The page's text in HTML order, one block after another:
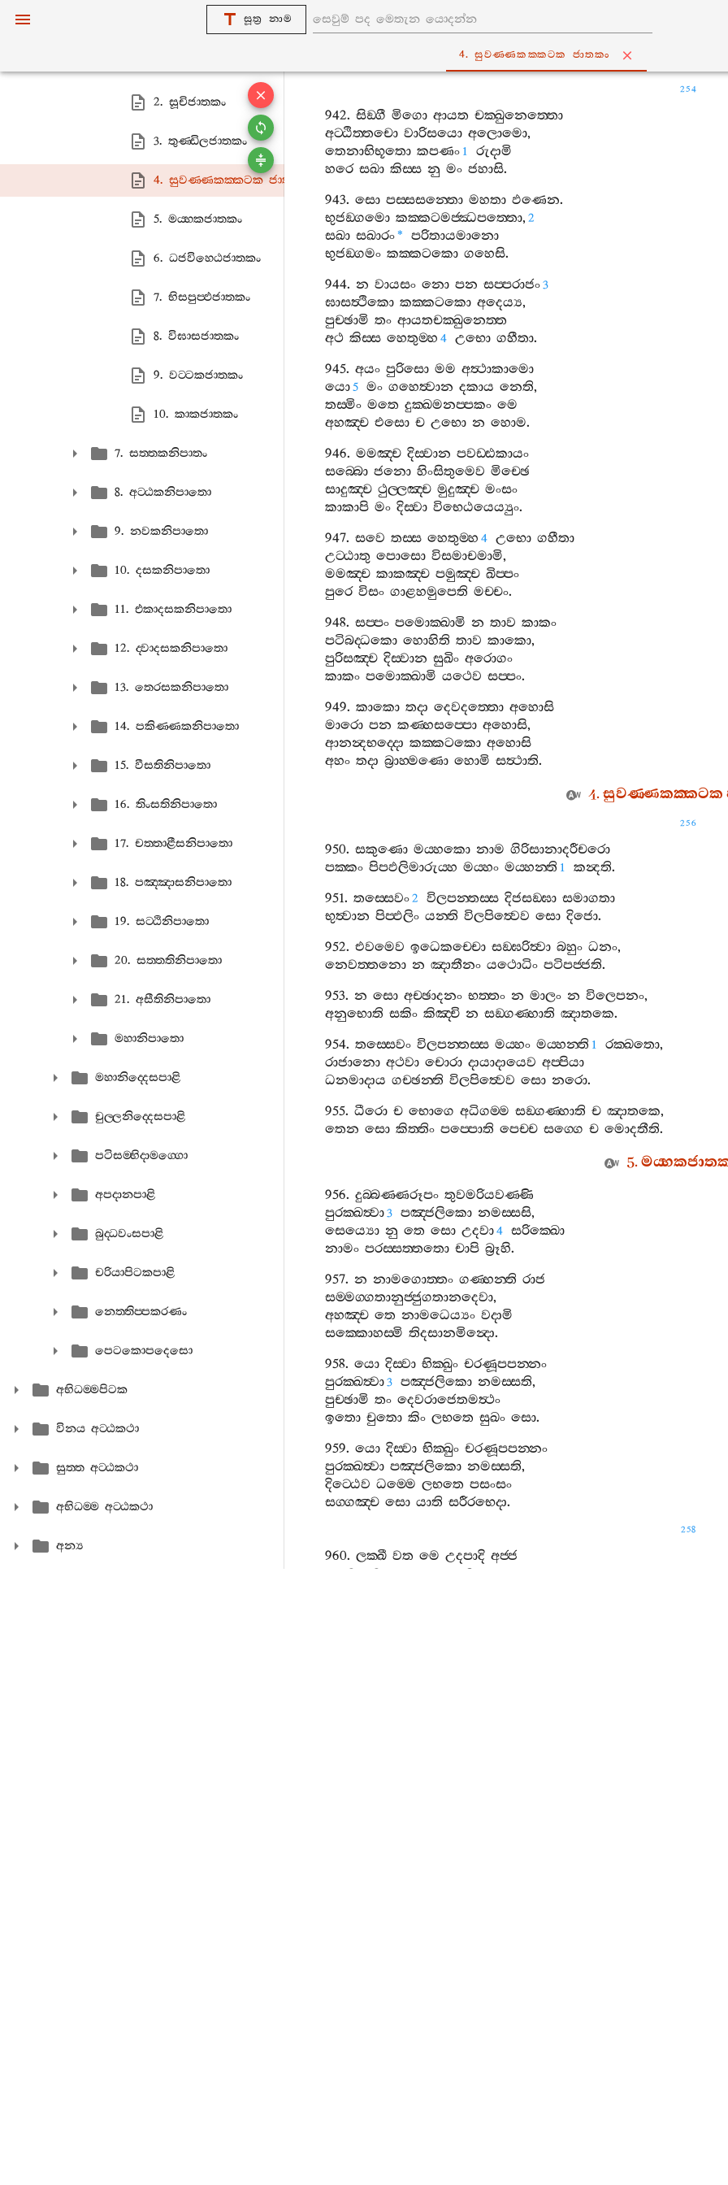
සූත්‍ර නාම
4. සුවණ‍්ණකක‍්කටක ජාතකං
2. සූචිජාතකං
3. තුණ‍්ඩිලජාතකං
4. සුවණ‍්ණකක‍්කටක ජාතකං
5. මය‍්හකජාතකං
6. ධජවිහෙඨජාතකං
7. භිසපුප‍්ඵජාතකං
8. විඝාසජාතකං
9. වට‍්ටකජාතකං
10. කාකජාතකං
7. සත‍්තකනිපාතං
8. අට‍්ඨකනිපාතො
9. නවකනිපාතො
10. දසකනිපාතො
11. එකාදසකනිපාතො
12. ද‍්වාදසකනිපාතො
13. තෙරසකනිපාතො
14. පකිණ‍්ණකනිපාතො
15. වීසතිනිපාතො
16. තිංසතිනිපාතො
17. චත‍්තාළීසනිපාතො
18. පඤ‍්ඤාසනිපාතො
19. සට‍්ඨිනිපාතො
20. සත‍්තතිනිපාතො
21. අසීතිනිපාතො
මහානිපාතො
මහානිද‍්දෙසපාළි
චුල‍්ලනිද‍්දෙසපාළි
පටිසම‍්භිදාමග‍්ගො
අපදානපාළි
බුද‍්ධවංසපාළි
චරියාපිටකපාළි
නෙත‍්තිප‍්පකරණං
පෙටකොපදෙසො
අභිධම‍්මපිටක
විනය අට‍්ඨකථා
සුත‍්ත අට‍්ඨකථා
අභිධම‍්ම අට‍්ඨකථා
අන්‍ය
254
942.සිඞ‍්ගී මිගො ආයත චක‍්ඛුනෙත‍්තො
අට‍්ඨිත‍්තචො වාරිසයො අලොමො,
තෙනාභිභූතො කපණං 1
රුදාමි
හරෙ සඛා කිස‍්ස නු මං ජහාසි.
943.සො පස‍්සසන‍්තො මහතා ඵණෙන.
භුජඞ‍්ගමො කක‍්කටමජ‍්ඣපත‍්තො, 2
සඛා සඛාරං*
පරිතායමානො
භුජඞ‍්ගමං කක‍්කටකො ගහෙසි.
944.න වායසං නො පන සප‍්පරාජං3
ඝාසත්‍ථිකො කක‍්කටකො අදෙය්‍ය,
පුච‍්ඡාමි තං ආයතචක‍්ඛුනෙත‍්ත
අථ කිස‍්ස හෙතුම‍්හ 4 උභො ගහීතා.
945.අයං පුරිසො මම අත්‍ථාකාමො
යො5 මං ගහෙත්‍වාන දකාය නෙති,
තස‍්මිං මතෙ දුක‍්ඛමනප‍්පකං මෙ
අහඤ‍්ච එසො ච උභො න හොම.
946.මමඤ‍්ච දිස‍්වාන පවඩ‍්ඪකායං
සබ‍්බො ජනො හිංසිතුමෙව මිච‍්ඡෙ
සාදුඤ‍්ච ථුල‍්ලඤ‍්ච මුදුඤ‍්ච මංසං
කාකාපි මං දිස‍්වා විභෙඨයෙය්‍යුං.
947.සවෙ තස‍්ස හෙතුම‍්හ 4 උභො ගහීතා
උට‍්ඨාතු පොසො විසමාචමාමි,
මමඤ‍්ච කාකඤ‍්ච පමුඤ‍්ච ඛිප‍්පං
පුරෙ විසං ගාළහමුපෙති මච‍්චං.
948.සප‍්පං පමොක‍්ඛාමි න තාව කාකං
පටිබද‍්ධකො හොහිති තාව කාකො,
පුරිසඤ‍්ච දිස‍්වාන සුඛිං අරොගං
කාකං පමොක‍්ඛාමි යථෙව සප‍්පං.
949.කාකො තදා දෙවදත‍්තො අහොසි
මාරො පන කණ‍්හසප‍්පො අහොසි,
ආනන්‍දභද‍්දො කක‍්කටකො අහොසි
අහං තදා බ්‍රාහ‍්මණො හොමි සත්‍ථාති.
4.සුවණ‍්ණකක‍්කටක
256
950.සකුණො මය‍්හකො නාම ගිරිසානාදරීචරො
පක‍්කං පිපඵලිමාරුය‍්හ මය‍්හං මය‍්හන‍්ති 1 කන්‍දති.
951.තස‍්සෙවං2 විලපන‍්තස‍්ස දිජසඞ‍්ඝා සමාගතා
භුත්‍වාන පිප‍්ඵලිං යන‍්ති විලපිත්‍වෙව සො දිජො.
952.එවමෙව ඉධෙකච‍්චො සඞ‍්ඝරිත්‍වා බහුං ධනං,
නෙවත‍්තනො න ඤාතීනං යථොධිං පටිපජ‍්ජති.
953.න සො අච‍්ඡාදනං භත‍්තං න මාලං න විලෙපනං,
අනුභොති සකිං කිඤ‍්චි න සඞ‍්ගණ‍්හාති ඤාතකෙ.
954.තස‍්සෙවං විලපන‍්තස‍්ස මය‍්හං මය‍්හන‍්ති 1 රක‍්ඛතො,
රාජානො අථවා චොරා දායාදායෙව අප‍්පියා
ධනමාදාය ගච‍්ඡන‍්ති විලපිත්‍වෙව සො නරො.
955.ධීරො ච භොගෙ අධිගම‍්ම සඞ‍්ගණ‍්හාති ච ඤාතකෙ,
තෙන සො කිත‍්තිං පප‍්පොති පෙච‍්ච සග‍්ගෙ ච මොදතීති.
5.
956.දුබ‍්බණ‍්ණරූපං තුවමරියවණ‍්ණි
පුරක‍්ඛත්‍වා3 පඤ‍්ජලිකො නමස‍්සසි,
සෙය්‍යො නු තෙ සො උදවා4
සරික‍්ඛො
නාමං පරස‍්සත‍්තතො චාපි බ්‍රූහි.
957.න නාමගොත‍්තං ගණ‍්හන‍්ති රාජ
සම‍්මග‍්ගතානුජ‍්ජුගතානදෙවා,
අහඤ‍්ච තෙ නාමධෙය්‍යං වදාමි
සක‍්කොහස‍්මි තිදසානමින්‍දො.
958.යො දිස‍්වා භික‍්ඛුං චරණූපපන‍්නං
පුරක‍්ඛත්‍වා3 පඤ‍්ජලිකො නමස‍්සති,
පුච‍්ඡාමි තං දෙවරාජෙතමත්‍ථං
ඉතො චුතො කිං ලභතෙ සුඛං සො.
959.යො දිස‍්වා භික‍්ඛුං චරණූපපන‍්නං
පුරක‍්ඛත්‍වා පඤ‍්ජලිකො නමස‍්සති,
දිට‍්ඨෙව ධම‍්මෙ ලභතෙ පසංසං
සග‍්ගඤ‍්ච සො යාති සරීරභෙදා.
258
960.ලක‍්ඛී වත මෙ උදපාදි අජ‍්ජ
වාසවං භූතපතද‍්දසාම